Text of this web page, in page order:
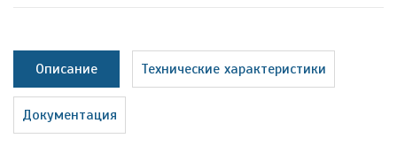
Описание Технические характеристики
Документация